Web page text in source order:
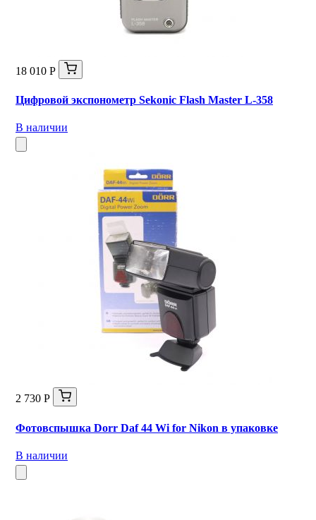
18 010 Р
Цифровой экспонометр Sekonic Flash Master L-358
В наличии
2 730 Р
Фотовспышка Dorr Daf 44 Wi for Nikon в упаковке
В наличии